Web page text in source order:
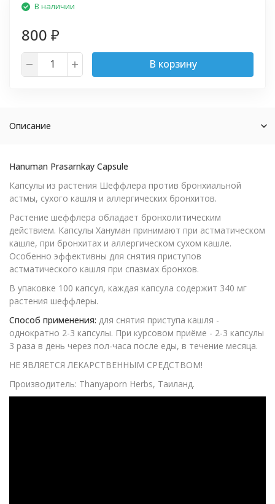
В наличии
800 ₽
В корзину
Описание
Hanuman Prasarnkay Capsule
Капсулы из растения Шеффлера против бронхиальной
астмы, сухого кашля и аллергических бронхитов.
Растение шеффлера обладает бронхолитическим
действием. Капсулы Хануман принимают при астматическом
кашле, при бронхитах и аллергическом сухом кашле.
Особенно эффективны для снятия приступов
астматического кашля при спазмах бронхов.
В упаковке 100 капсул, каждая капсула содержит 340 мг
растения шеффлеры.
Способ применения: для снятия приступа кашля -
однократно 2-3 капсулы. При курсовом приёме - 2-3 капсулы
3 раза в день через пол-часа после еды, в течение месяца.
НЕ ЯВЛЯЕТСЯ ЛЕКАРСТВЕННЫМ СРЕДСТВОМ!
Производитель: Thanyaporn Herbs, Таиланд.